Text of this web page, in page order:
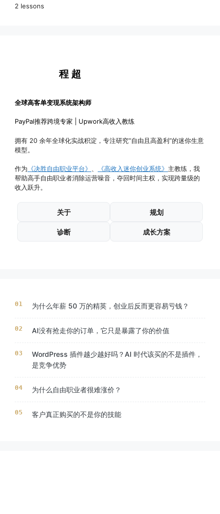
销售转化推动策略（作业）
2 lessons
程 超
全球高客单变现系统架构师
PayPal推荐跨境专家 | Upwork高收入教练
拥有 20 余年全球化实战积淀，专注研究“自由且高盈利”的迷你生意
模型。
作为 《决胜自由职业平台》 《高收入迷你创业系统》 主教练，我
帮助高手自由职业者消除运营噪音，夺回时间主权，实现跨量级的
收入跃升。
关于 规划
诊断 成长方案
为什么年薪 50 万的精英，创业后反而更容易亏钱？
AI没有抢走你的订单，它只是暴露了你的价值
WordPress 插件越少越好吗？AI 时代该买的不是插件，
是竞争优势
为什么自由职业者很难涨价？
客户真正购买的不是你的技能